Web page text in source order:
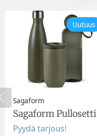
Uutuus
Sagaform
Sagaform Pullosetti
Pyydä tarjous!